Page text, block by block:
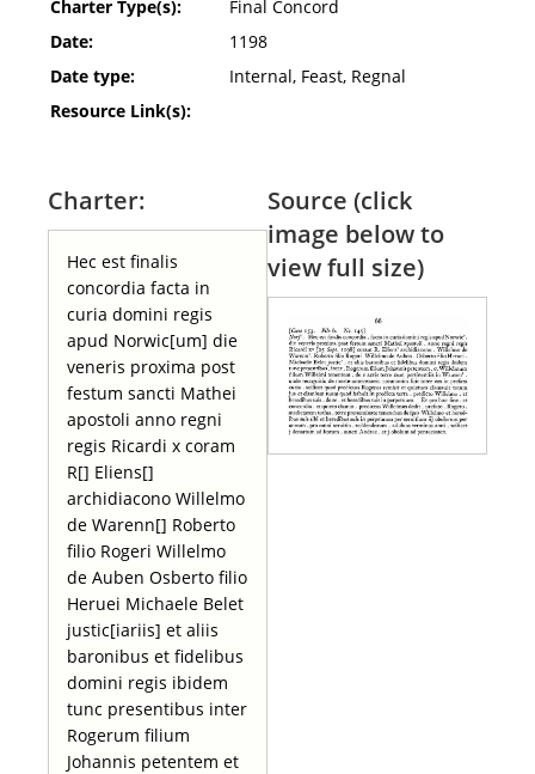
Charter Type(s):
Final Concord
Date:
1198
Date type:
Internal, Feast, Regnal
Resource Link(s):
Charter:
Hec est finalis
concordia facta in
curia domini regis
apud Norwic[um] die
veneris proxima post
festum sancti Mathei
apostoli anno regni
regis Ricardi x coram
R[] Eliens[]
archidiacono Willelmo
de Warenn[] Roberto
filio Rogeri Willelmo
de Auben Osberto filio
Heruei Michaele Belet
justic[iariis] et aliis
baronibus et fidelibus
domini regis ibidem
tunc presentibus inter
Rogerum filium
Johannis petentem et
Source (click
image below to
view full size)